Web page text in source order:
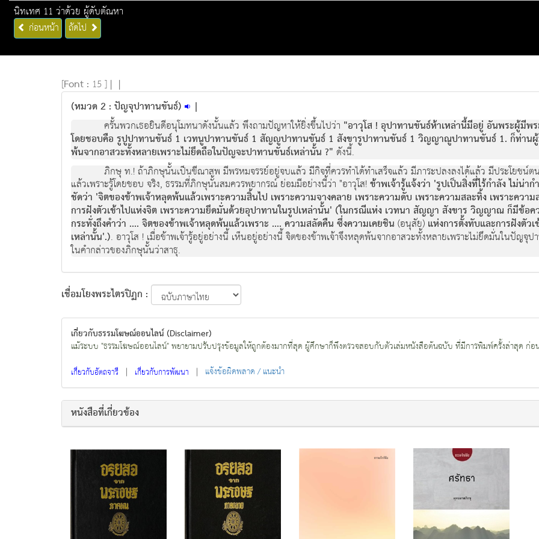
นิทเทศ 11 ว่าด้วย ผู้ดับตัณหา
ก่อนหน้า ถัดไป
[Font : 15 ] | |
(หมวด 2 : ปัญจุปาทานขันธ์) |
ครั้นพวกเธอยินดีอนุโมทนาดังนั้นแล้ว พึงถามปัญหาให้ยิ่งขึ้นไปว่า "อาวุโส ! อุปาทานขันธ์ห้าเหล่านี้มีอยู่ อันพระผู้มี
โดยชอบคือ รูปูปาทานขันธ์ 1 เวทนูปาทานขันธ์ 1 สัญญูปาทานขันธ์ 1 สังขารูปาทานขันธ์ 1 วิญญาณูปาทานขันธ์ 1. ก็ท่านผู้
พ้นจากอาสวะทั้งหลายเพราะไม่ยึดถือในปัญจะปาทานขันธ์เหล่านั้น ?" ดังนี้.
ภิกษุ ท.! ถ้าภิกษุนั้นเป็นขีณาสพ มีพรหมจรรย์อยู่จบแล้ว มีกิจที่ควรทำได้ทำเสร็จแล้ว มีภาระปลงลงได้แล้ว มีประโยช
แล้วเพราะรู้โดยชอบ จริง, ธรรมที่ภิกษุนั้นสมควรพยากรณ์ ย่อมมีอย่างนี้ว่า "อาวุโส!ข้าพเจ้ารู้แจ้งว่า 'รูปเป็นสิ่งที่ไร้กำลัง ไม่น่า
ชัดว่า 'จิตของข้าพเจ้าหลุดพ้นแล้วเพราะความสิ้นไป เพราะความจางคลาย เพราะความดับ เพราะความสละทิ้ง เพราะคว
การฝังตัวเข้าไปแห่งจิต เพราะความยึดมั่นด้วยอุปาทานในรูปเหล่านั้น' (ในกรณีแห่ง เวทนา สัญญา สังขาร วิญญาณ ก็มีข้อ
กระทั่งถึงคำว่า .... จิตของข้าพเจ้าหลุดพ้นแล้วเพราะ .... ความสลัดคืน ซึ่งความเคยชิน (อนุสัย) แห่งการตั้งทับและการฝังตัว
เหล่านั้น'.). อาวุโส ! เมื่อข้าพเจ้ารู้อยู่อย่างนี้ เห็นอยู่อย่างนี้ จิตของข้าพเจ้าจึงหลุดพ้นจากอาสวะทั้งหลายเพราะไม่ยึดมั่นในปัญ
ในคำกล่าวของภิกษุนั้นว่าสาธุ.
เชื่อมโยงพระไตรปิฏก :
เกี่ยวกับธรรมโฆษณ์ออนไลน์ (Disclaimer)
แม้ระบบ "ธรรมโฆษณ์ออนไลน์" พยายามปรับปรุงข้อมูลให้ถูกต้องมากที่สุด ผู้ศึกษาก็พึงตรวจสอบกับตัวเล่มหนังสือต้นฉบับ ที่มีการพิมพ์ครั้งล่าสุด ก่อน
เกี่ยวกับอัตถจารี | เกี่ยวกับการพัฒนา | แจ้งข้อผิดพลาด / แนะนำ
หนังสือที่เกี่ยวข้อง